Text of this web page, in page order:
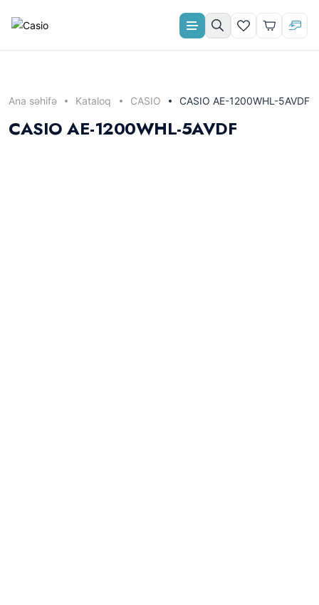
Ana səhifə Kataloq CASIO CASIO AE-1200WHL-5AVDF
CASIO AE-1200WHL-5AVDF